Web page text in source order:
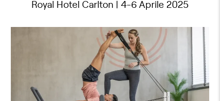
Royal Hotel Carlton | 4-6 Aprile 2025